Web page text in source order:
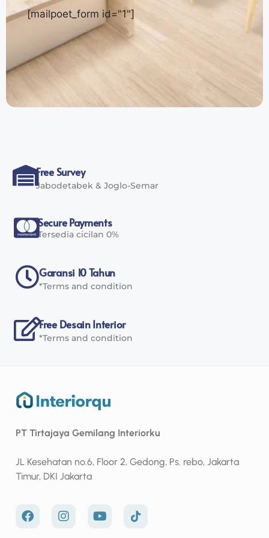
[mailpoet_form id="1"]
Free Survey
Jabodetabek & Joglo-Semar
Secure Payments
Tersedia cicilan 0%
Garansi 10 Tahun
*Terms and condition
Free Desain Interior
*Terms and condition
PT Tirtajaya Gemilang Interiorku
JL Kesehatan no.6, Floor 2, Gedong, Ps. rebo, Jakarta
Timur, DKI Jakarta